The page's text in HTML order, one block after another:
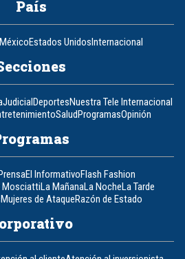
País
MéxicoEstados UnidosInternacional
JudicialDeportesNuestra Tele Internacional
SaludProgramasOpinión
El InformativoFlash Fashion
MosciattiLa MañanaLa NocheLa Tarde
Mujeres de AtaqueRazón de Estado